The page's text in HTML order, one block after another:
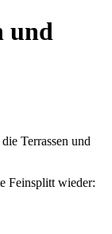
und
Terrassen und
Feinsplitt wieder: